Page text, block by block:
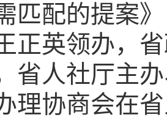
匹配的提案
正英领办，
省人社厅主
理协商会在